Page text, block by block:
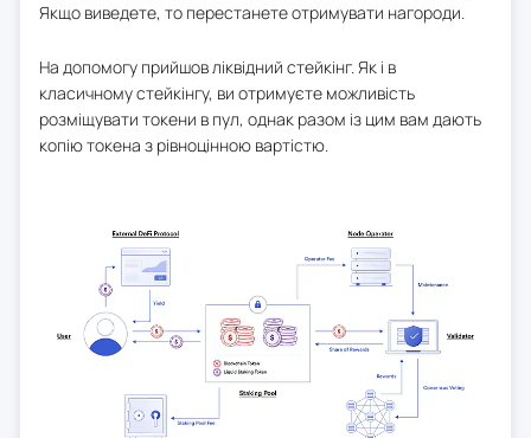
Якщо виведете, то перестанете отримувати нагороди.
На допомогу прийшов ліквідний стейкінг. Як і в
класичному стейкінгу, ви отримуєте можливість
розміщувати токени в пул, однак разом із цим вам дають
копію токена з рівноцінною вартістю.